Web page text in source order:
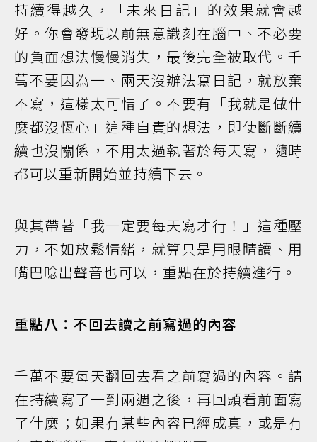
持續得越久，「未來日記」的效果就會越
好。你會發現以前無意識刻在腦中、不必要
的負面想法慢慢消失，最後完全被取代。千
萬不要因為一、兩天沒辦法寫日記，就放棄
不寫，這樣太可惜了。不要有「我就是做什
麼都沒恆心」這種自責的想法，即使斷斷續
續也沒關係，不用太過執著於每天寫，隨時
都可以重新開始並持續下去。
與其帶著「我一定要每天寫才行！」這種壓
力，不如放鬆情緒，就算只是用眼睛讀、用
嘴巴唸出聲音也可以，重點在於持續進行。
重點八：不回去讀之前寫過的內容
千萬不要每天翻回去看之前寫過的內容。請
在持續寫了一到兩週之後，再回頭看前面寫
了什麼；如果有某些內容已經成真，或是有